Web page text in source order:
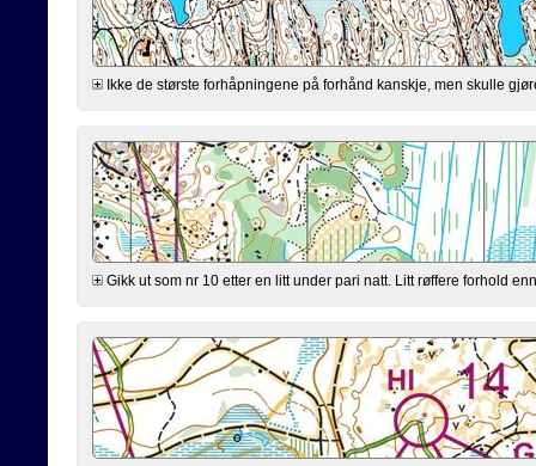
Ikke de største forhåpningene på forhånd kanskje, men skulle
Gikk ut som nr 10 etter en litt under pari natt. Litt røffere forhold